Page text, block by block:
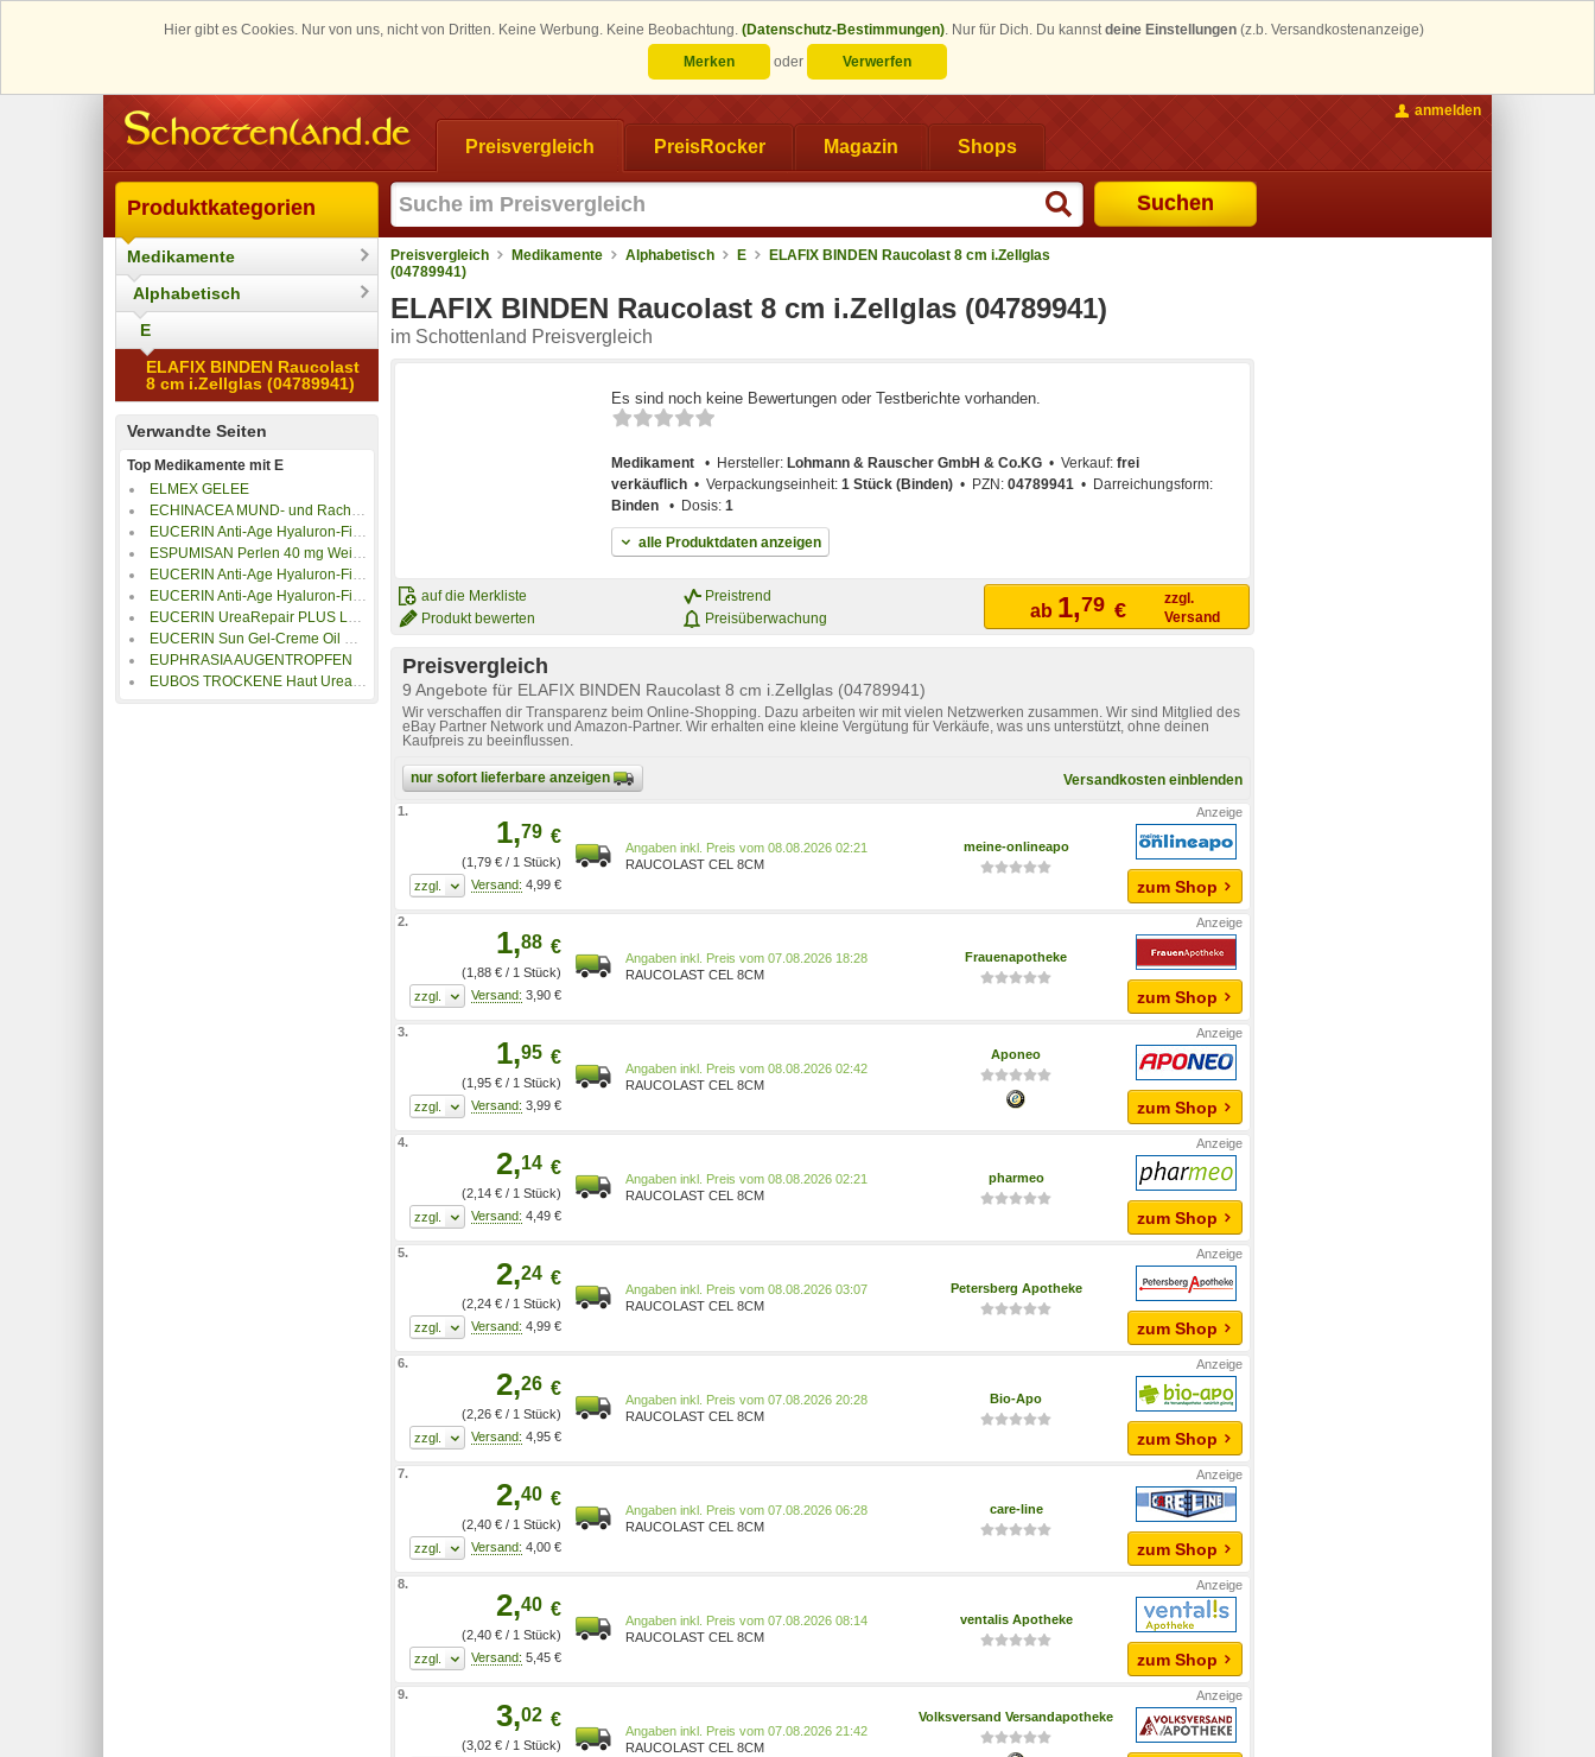
Hier gibt es Cookies. Nur von uns, nicht von Dritten. Keine Werbung. Keine Beobachtung. (Datenschutz-Bestimmungen). Nur für Dich. Du kannstdeine Einstellungen (z.b. Versandkostenanzeige)
Merken
oder Verwerfen
Preisvergleich PreisRocker Magazin Shops
Suchen
anmelden
Produktkategorien
Medikamente
Alphabetisch
E
ELAFIX BINDEN Raucolast
8 cm i.Zellglas (04789941)
Verwandte Seiten
Top Medikamente mit E
ELMEX GELEE
ECHINACEA MUND- und Rachenspray
EUCERIN Anti-Age Hyaluron-Filler Tag t.H.LSF 15
ESPUMISAN Perlen 40 mg Weichkapseln
EUCERIN Anti-Age Hyaluron-Filler Nacht Tiegel
EUCERIN Anti-Age Hyaluron-Filler Nacht Refill
EUCERIN UreaRepair PLUS Lotion 10%
EUCERIN Sun Gel-Creme Oil Contr.Anti-Gl.Eff.LSF50+
EUPHRASIA AUGENTROPFEN
EUBOS TROCKENE Haut Urea 10% Fußcreme
Preisvergleich Medikamente Alphabetisch E
ELAFIX BINDEN Raucolast 8 cm i.Zellglas
(04789941)
ELAFIX BINDEN Raucolast 8 cm i.Zellglas (04789941)
im Schottenland Preisvergleich
Es sind noch keine Bewertungen oder Testberichte vorhanden.
Medikament Hersteller: Lohmann & Rauscher GmbH & Co.KG Verkauf: frei
verkäuflich
Verpackungseinheit: 1 Stück (Binden) PZN: 04789941
Darreichungsform:
Binden
Dosis: 1
alle Produktdaten anzeigen
auf die Merkliste
Produkt bewerten
Preistrend
Preisüberwachung
ab 1,79 €
zzgl.
Versand
Preisvergleich
9 Angebote für ELAFIX BINDEN Raucolast 8 cm i.Zellglas (04789941)
Wir verschaffen dir Transparenz beim Online-Shopping. Dazu arbeiten wir mit vielen Netzwerken zusammen. Wir sind Mitglied des
eBay Partner Network und Amazon-Partner. Wir erhalten eine kleine Vergütung für Verkäufe, was uns unterstützt, ohne deinen
Kaufpreis zu beeinflussen.
nur sofort lieferbare anzeigen Versandkosten einblenden
1.
1,79 €
(1,79 € / 1 Stück)
4,99 €
Preis vom 08.08.2026 02:21
RAUCOLAST CEL 8CM
meine-onlineapo
zum Shop
2.
1,88 €
(1,88 € / 1 Stück)
3,90 €
Preis vom 07.08.2026 18:28
RAUCOLAST CEL 8CM
Frauenapotheke
zum Shop
3.
1,95 €
(1,95 € / 1 Stück)
3,99 €
Preis vom 08.08.2026 02:42
RAUCOLAST CEL 8CM
Aponeo
zum Shop
4.
2,14 €
(2,14 € / 1 Stück)
4,49 €
Preis vom 08.08.2026 02:21
RAUCOLAST CEL 8CM
pharmeo
zum Shop
5.
2,24 €
(2,24 € / 1 Stück)
4,99 €
Preis vom 08.08.2026 03:07
RAUCOLAST CEL 8CM
Petersberg Apotheke
zum Shop
6.
2,26 €
(2,26 € / 1 Stück)
4,95 €
Preis vom 07.08.2026 20:28
RAUCOLAST CEL 8CM
Bio-Apo
zum Shop
7.
2,40 €
(2,40 € / 1 Stück)
4,00 €
Preis vom 07.08.2026 06:28
RAUCOLAST CEL 8CM
care-line
zum Shop
8.
2,40 €
(2,40 € / 1 Stück)
5,45 €
Preis vom 07.08.2026 08:14
RAUCOLAST CEL 8CM
ventalis Apotheke
zum Shop
9.
3,02 €
(3,02 € / 1 Stück)
Preis vom 07.08.2026 21:42
RAUCOLAST CEL 8CM
Volksversand Versandapotheke